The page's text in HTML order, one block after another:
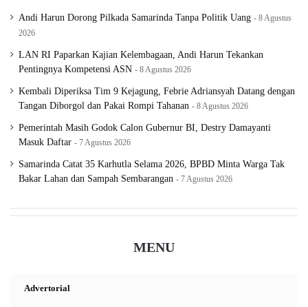
Andi Harun Dorong Pilkada Samarinda Tanpa Politik Uang
8 Agustus
2026
LAN RI Paparkan Kajian Kelembagaan, Andi Harun Tekankan
Pentingnya Kompetensi ASN
8 Agustus 2026
Kembali Diperiksa Tim 9 Kejagung, Febrie Adriansyah Datang dengan
Tangan Diborgol dan Pakai Rompi Tahanan
8 Agustus 2026
Pemerintah Masih Godok Calon Gubernur BI, Destry Damayanti
Masuk Daftar
7 Agustus 2026
Samarinda Catat 35 Karhutla Selama 2026, BPBD Minta Warga Tak
Bakar Lahan dan Sampah Sembarangan
7 Agustus 2026
MENU
Advertorial